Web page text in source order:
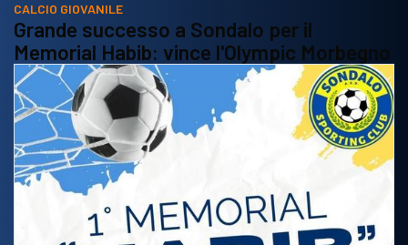
CALCIO GIOVANILE
Grande successo a Sondalo per il
Memorial Habib: vince l'Olympic Morbegno